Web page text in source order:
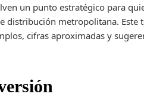
un punto estratégico para
distribución metropolitana. Este
cifras aproximadas y